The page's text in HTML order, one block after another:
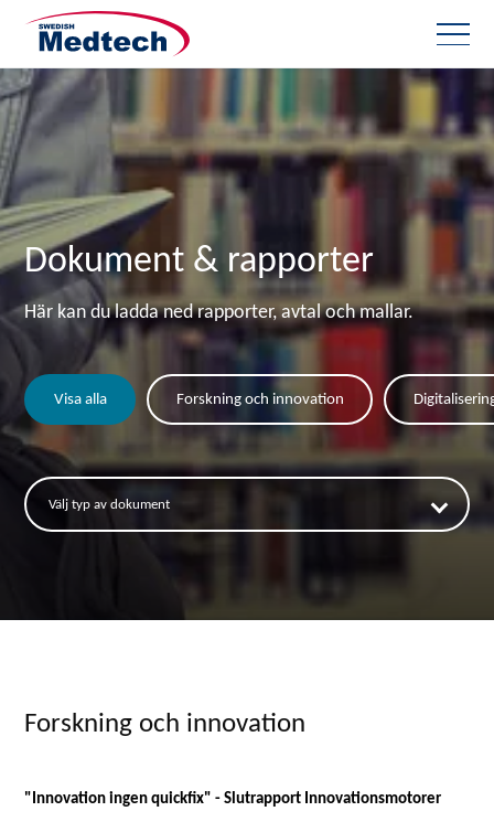
Dokument & rapporter
Här kan du ladda ned rapporter, avtal och mallar.
Visa alla Forskning och innovation
välj typ av dokument
Forskning och innovation
"Innovation ingen quickfix" - Slutrapport Innovationsmotorer